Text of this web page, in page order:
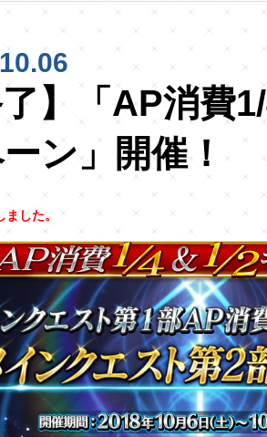
了】「AP消費
ン」開催！
した。